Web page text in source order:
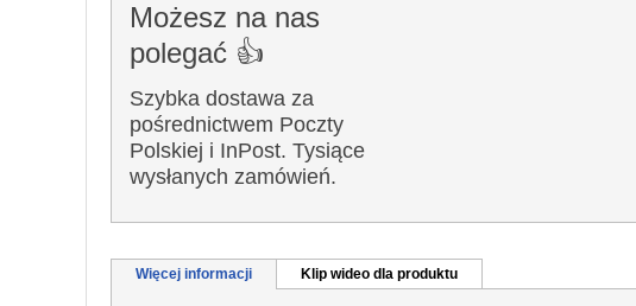
Możesz na nas
polegać 👍
Szybka dostawa za
pośrednictwem Poczty
Polskiej i InPost. Tysiące
wysłanych zamówień.
Więcej informacji Klip wideo dla produktu